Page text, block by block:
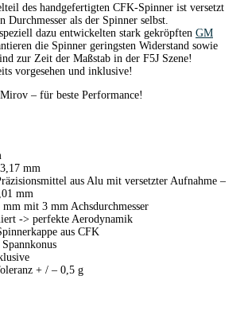
des handgefertigten CFK-Spinner ist versetzt
Durchmesser als der Spinner selbst.
dazu entwickelten stark gekröpften GM
die Spinner geringsten Widerstand sowie
zur Zeit der Maßstab in der F5J Szene!
vorgesehen und inklusive!
– für beste Performance!
mm
aus Alu mit versetzter Aufnahme –
mm
mit 3 mm Achsdurchmesser
-> perfekte Aerodynamik
aus CFK
+ / – 0,5 g